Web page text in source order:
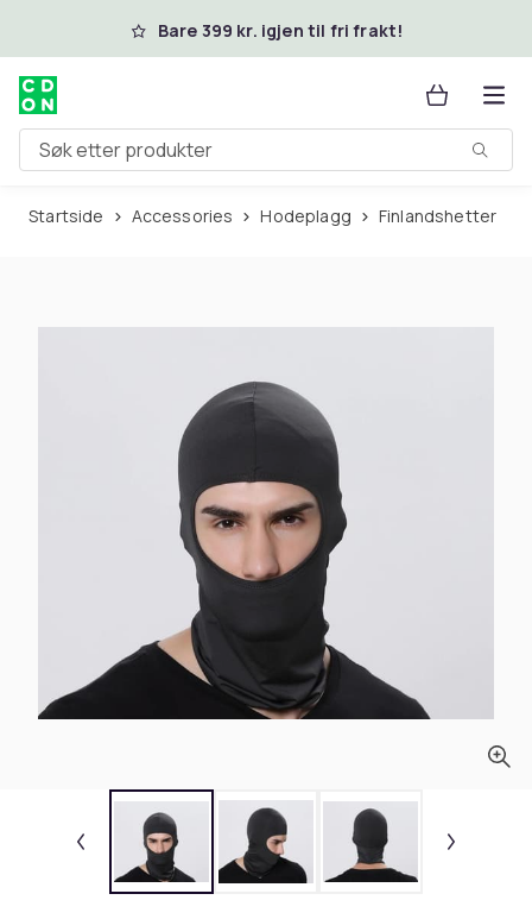
Hopp til hovedinnholdBare 399 kr. igjen til fri frakt!
Søk etter produkter
Startside Accessories Hodeplagg Finlandshetter